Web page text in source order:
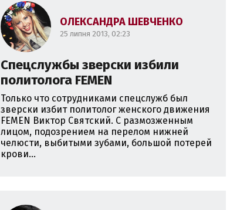
ОЛЕКСАНДРА ШЕВЧЕНКО
25 липня 2013, 02:23
Спецслужбы зверски избили
политолога FEMEN
Только что сотрудниками спецслужб был
зверски избит политолог женского движения
FEMEN Виктор Святский. С размозженным
лицом, подозрением на перелом нижней
челюсти, выбитыми зубами, большой потерей
крови...